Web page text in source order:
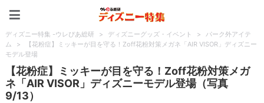
ディズニー特集 -ウレぴあ総研 > ディズニーグッズ・イベント >
パーク外アイテ
ム
>
【花粉症】ミッキーが目を守る！Zoff花粉対策メガネ「AIR VISOR」ディズニー
モデル登場
【花粉症】ミッキーが目を守る！Zoff花粉対策メガ
ネ「AIR VISOR」ディズニーモデル登場（写真
9/13）